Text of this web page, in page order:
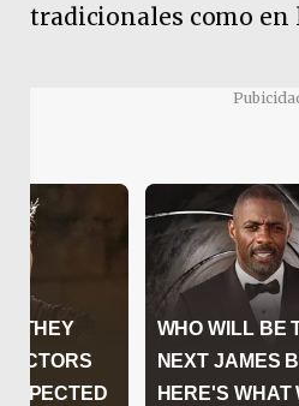
tradicionales como en